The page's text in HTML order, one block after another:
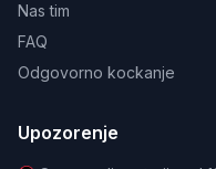
Nas tim
FAQ
Odgovorno kockanje
Upozorenje